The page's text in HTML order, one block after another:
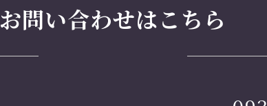
お問い合わせはこちら